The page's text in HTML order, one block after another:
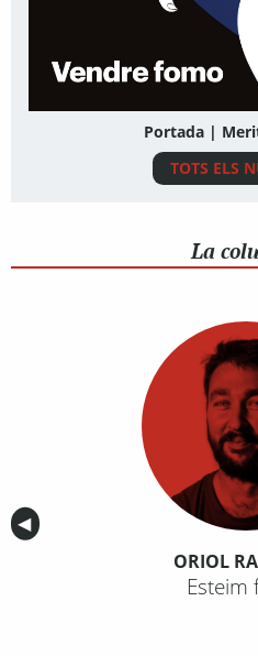
Portada |
TOTS ELS
La
Anterior
◀︎
ORIOL
Esteim